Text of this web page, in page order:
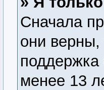
Сначала
они
поддержка
менее 13